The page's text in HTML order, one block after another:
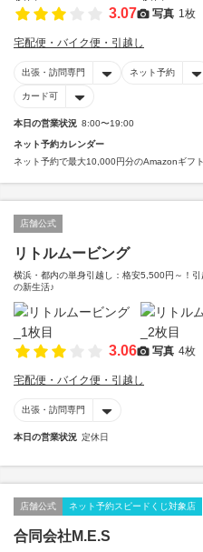
3.07 写真 1枚
宅配便・バイク便・引越し
出張・訪問専門 ネット予約
カード可
本日の営業状況 8:00〜19:00
ネット予約カレンダー
ネット予約で最大10,000円分のAmazonギフ
店舗公式
リトルムービング
横浜・都内の単身引越し：格安5,500円～！
の新生活♪
3.06 写真 4枚
宅配便・バイク便・引越し
出張・訪問専門
本日の営業状況 定休日
店舗公式 ネット予約スピードくじ対象店
合同会社M.E.S